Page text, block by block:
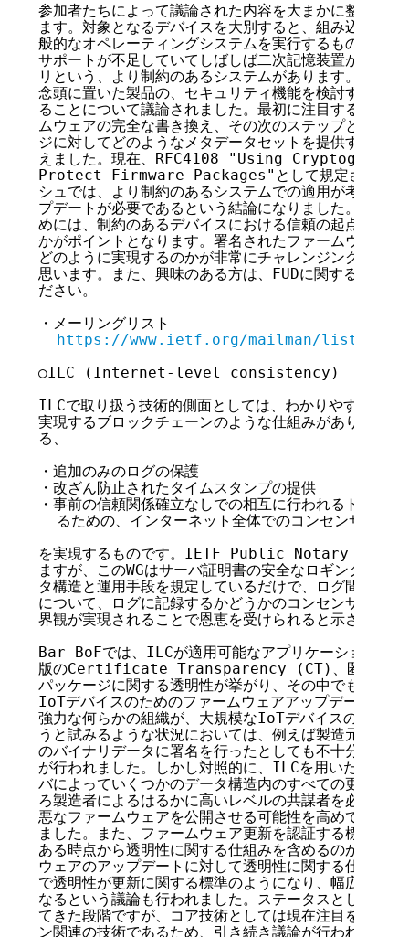
参加者たちによって議論された内容を大まかに整理す
ます。対象となるデバイスを大別すると、組み込み
般的なオペレーティングシステムを実行するものと、
サポートが不足していてしばしば二次記憶装置が
リという、より制約のあるシステムがあります。これ
念頭に置いた製品の、セキュリティ機能を検討する際
ることについて議論されました。最初に注目するトピ
ムウェアの完全な書き換え、その次のステップとして
ジに対してどのようなメタデータセットを提供するべ
えました。現在、RFC4108 "Using
Protect Firmware Packages"として規定されてい
シュでは、より制約のあるシステムでの適用が考慮さ
プデートが必要であるという結論になりました。この
めには、制約のあるデバイスにおける信頼の起点を、
かがポイントとなります。署名されたファームウェア
どのように実現するのかが非常にチャレンジングであ
思います。また、興味のある方は、FUDに関する情報を
ださい。
・メーリングリスト
https://www.ietf.org/mailman/listinfo/
○ILC (Internet-level consistency)
ILCで取り扱う技術的側面としては、わかりやすい例を
実現するブロックチェーンのような仕組みがあります
る、
・追加のみのログの保護
・改ざん防止されたタイムスタンプの提供
・事前の信頼関係確立なしでの相互に行われるトラン
るための、インターネット全体でのコンセンサスを
を実現するものです。IETF Public Notary
ますが、このWGはサーバ証明書の安全なロギングと監
タ構造と運用手段を規定しているだけで、ログ間のコ
について、ログに記録するかどうかのコンセンサスが
界観が実現されることで恩恵を受けられると示されてい
Bar BoFでは、ILCが適用可能なアプリケーションに
版のCertificate Transparency (CT)、匿名評判シ
パッケージに関する透明性が挙がり、その中でも最も
IoTデバイスのためのファームウェアアップデートのバ
強力な何らかの組織が、大規模なIoTデバイスのファー
うと試みるような状況においては、例えば製造元が侵
のバイナリデータに署名を行ったとしても不十分な可
が行われました。しかし対照的に、ILCを用いたとして
バによっていくつかのデータ構造内のすべての更新を
ろ製造者によるはるかに高いレベルの共謀者を必要と
悪なファームウェアを公開させる可能性を高めてしま
ました。また、ファームウェア更新を認証する標準と
ある時点から透明性に関する仕組みを含めるのが最善
ウェアのアップデートに対して透明性に関する仕組み
で透明性が更新に関する標準のようになり、幅広く採
なるという議論も行われました。ステータスとしては
てきた段階ですが、コア技術としては現在注目を浴び
ン関連の技術であるため、引き続き議論が行われるか